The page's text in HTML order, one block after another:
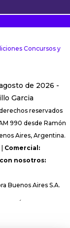
Concursos y
de 2026 -
Garcia
reservados
990 desde Ramón
Aires, Argentina.
Comercial:
nosotros:
Buenos Aires S.A.
´